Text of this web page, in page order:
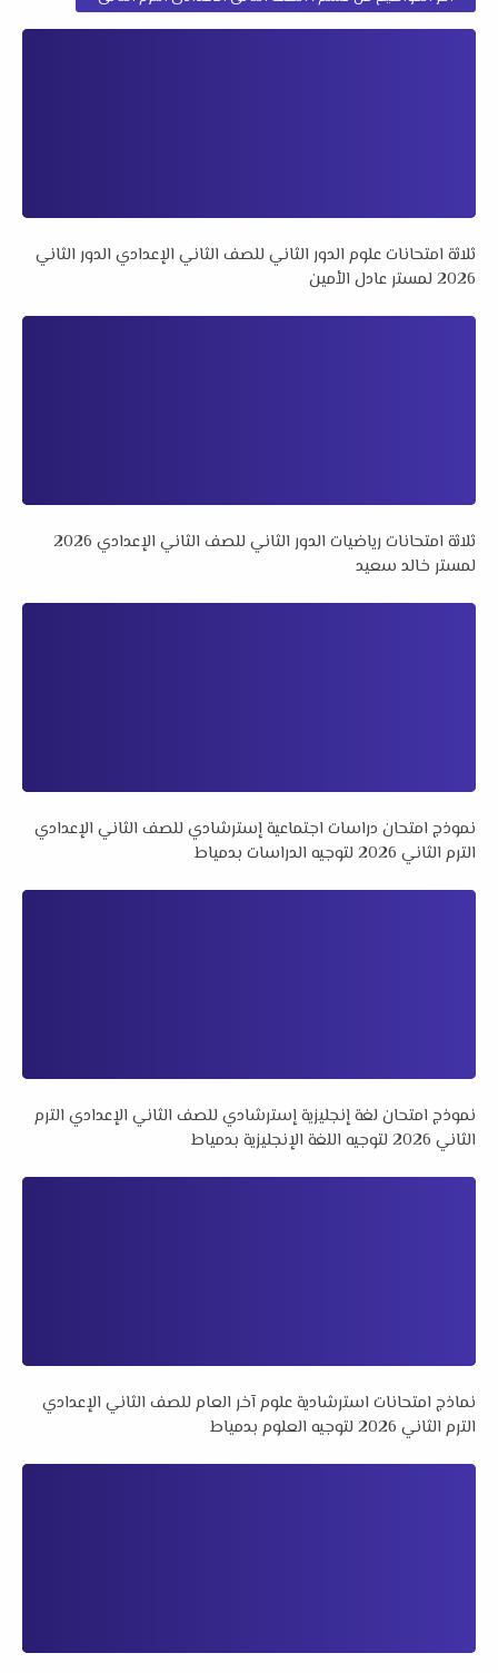
ثلاثة امتحانات علوم الدور الثاني للصف الثاني الإعدادي الدور الثاني
2026 لمستر عادل الأمين
ثلاثة امتحانات رياضيات الدور الثاني للصف الثاني الإعدادي 2026
لمستر خالد سعيد
نموذج امتحان دراسات اجتماعية إسترشادي للصف الثاني الإعدادي
الترم الثاني 2026 لتوجيه الدراسات بدمياط
نموذج امتحان لغة إنجليزية إسترشادي للصف الثاني الإعدادي الترم
الثاني 2026 لتوجيه اللغة الإنجليزية بدمياط
نماذج امتحانات استرشادية علوم آخر العام للصف الثاني الإعدادي
الترم الثاني 2026 لتوجيه العلوم بدمياط